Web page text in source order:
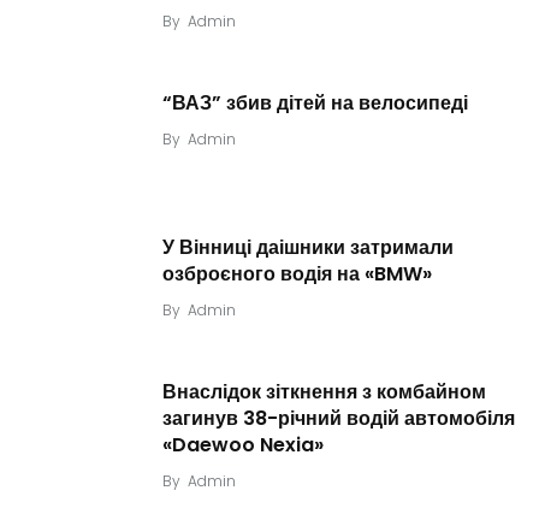
By Admin
“ВАЗ” збив дітей на велосипеді
By Admin
У Вінниці даішники затримали
озброєного водія на «BMW»
By Admin
Внаслідок зіткнення з комбайном
загинув 38-річний водій автомобіля
«Daewoo Nexia»
By Admin